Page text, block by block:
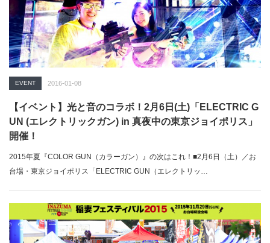
EVENT 2016-01-08
【イベント】光と音のコラボ！2月6日(土)「ELECTRIC G
UN (エレクトリックガン) in 真夜中の東京ジョイポリス」
開催！
2015年夏『COLOR GUN（カラーガン）』の次はこれ！■2月6日（土）／お
台場・東京ジョイポリス「ELECTRIC GUN（エレクトリッ…